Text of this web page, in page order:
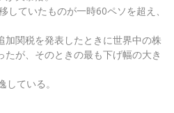
ていたものが一時60ペソを超え、
加関税を発表したときに世界中の株
が、そのときの最も下げ幅の大き
ている。